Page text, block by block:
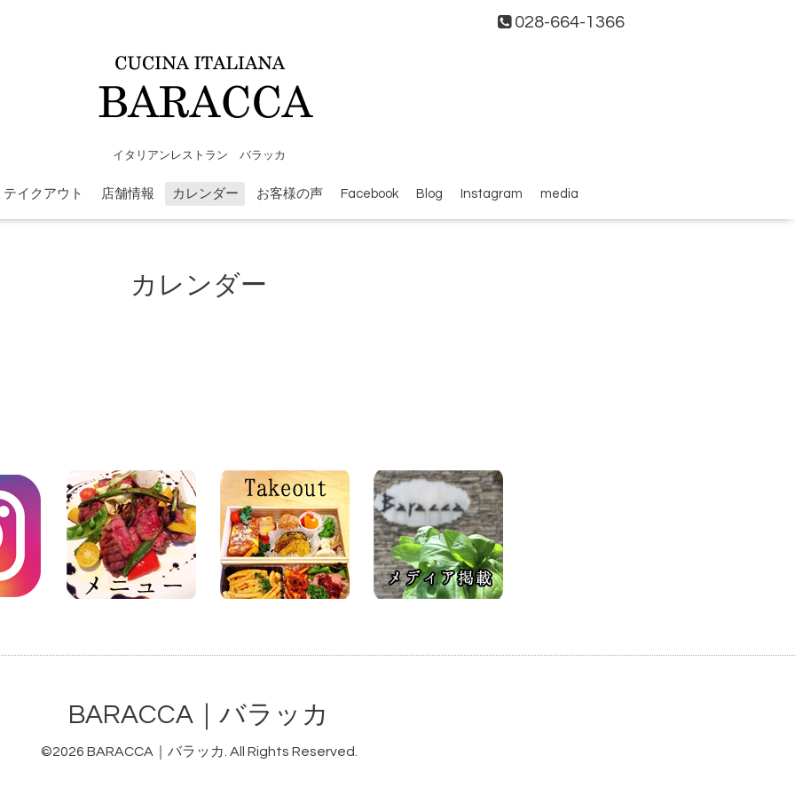
028-664-1366
イタリアンレストラン バラッカ
テイクアウト 店舗情報 カレンダー お客様の声 Facebook Blog Instagram media
カレンダー
BARACCA｜バラッカ
©2026 BARACCA｜バラッカ. All Rights Reserved.